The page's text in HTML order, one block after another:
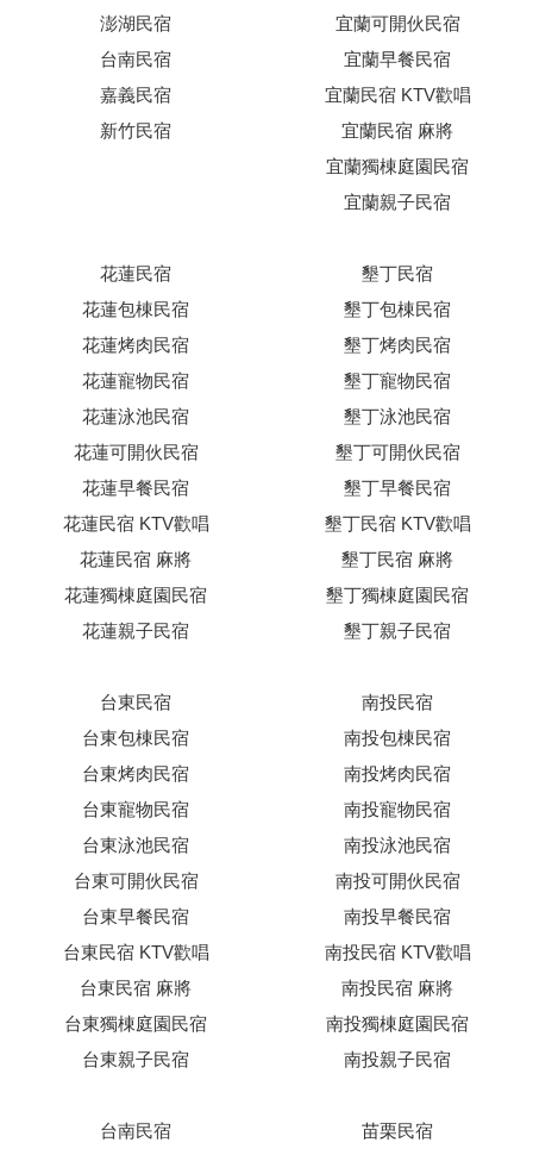
澎湖民宿
台南民宿
嘉義民宿
新竹民宿
宜蘭可開伙民宿
宜蘭早餐民宿
宜蘭民宿 KTV歡唱
宜蘭民宿 麻將
宜蘭獨棟庭園民宿
宜蘭親子民宿
花蓮民宿
花蓮包棟民宿
花蓮烤肉民宿
花蓮寵物民宿
花蓮泳池民宿
花蓮可開伙民宿
花蓮早餐民宿
花蓮民宿 KTV歡唱
花蓮民宿 麻將
花蓮獨棟庭園民宿
花蓮親子民宿
墾丁民宿
墾丁包棟民宿
墾丁烤肉民宿
墾丁寵物民宿
墾丁泳池民宿
墾丁可開伙民宿
墾丁早餐民宿
墾丁民宿 KTV歡唱
墾丁民宿 麻將
墾丁獨棟庭園民宿
墾丁親子民宿
台東民宿
台東包棟民宿
台東烤肉民宿
台東寵物民宿
台東泳池民宿
台東可開伙民宿
台東早餐民宿
台東民宿 KTV歡唱
台東民宿 麻將
台東獨棟庭園民宿
台東親子民宿
南投民宿
南投包棟民宿
南投烤肉民宿
南投寵物民宿
南投泳池民宿
南投可開伙民宿
南投早餐民宿
南投民宿 KTV歡唱
南投民宿 麻將
南投獨棟庭園民宿
南投親子民宿
台南民宿
苗栗民宿